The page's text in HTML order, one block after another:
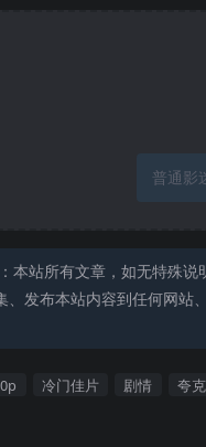
普通影
本站所有文章，如无特殊
、发布本站内容到任何网站
冷门佳片 剧情 夸